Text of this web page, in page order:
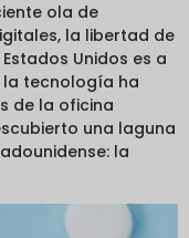
ola de
la libertad de
Unidos es a
la tecnología ha
de la oficina
una laguna
la